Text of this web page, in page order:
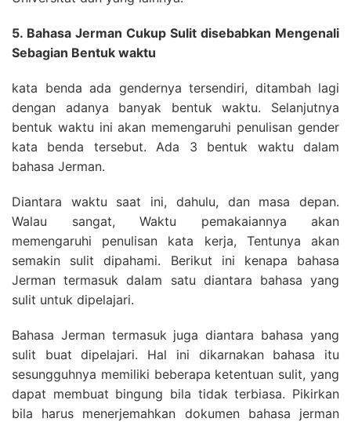
5. Bahasa Jerman Cukup Sulit disebabkan Mengenali
Sebagian Bentuk waktu
kata benda ada gendernya tersendiri, ditambah lagi
dengan adanya banyak bentuk waktu. Selanjutnya
bentuk waktu ini akan memengaruhi penulisan gender
kata benda tersebut. Ada 3 bentuk waktu dalam
bahasa Jerman.
Diantara waktu saat ini, dahulu, dan masa depan.
Walau sangat, Waktu pemakaiannya akan
memengaruhi penulisan kata kerja, Tentunya akan
semakin sulit dipahami. Berikut ini kenapa bahasa
Jerman termasuk dalam satu diantara bahasa yang
sulit untuk dipelajari.
Bahasa Jerman termasuk juga diantara bahasa yang
sulit buat dipelajari. Hal ini dikarnakan bahasa itu
sesungguhnya memiliki beberapa ketentuan sulit, yang
dapat membuat bingung bila tidak terbiasa. Pikirkan
bila harus menerjemahkan dokumen bahasa jerman